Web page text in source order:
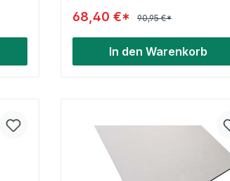
68,40 €* 90,95 €*
In den Warenkorb